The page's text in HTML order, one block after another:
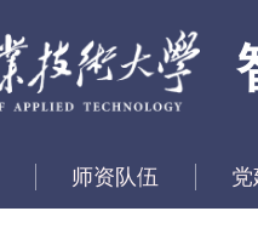
师资队伍